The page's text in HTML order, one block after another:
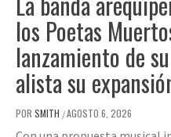
los Poetas
lanzamiento de
alista su
POR SMITH /AGOSTO 6, 2026